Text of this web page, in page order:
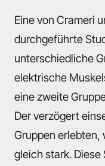
Eine von Crameri
durchgeführte
unterschiedliche
elektrische
eine zweite
Der verzögert
Gruppen erlebten,
gleich stark. Diese